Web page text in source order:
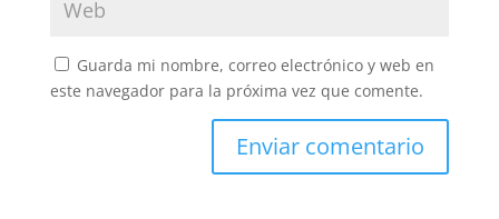
Guarda mi nombre, correo electrónico y web en
este navegador para la próxima vez que comente.